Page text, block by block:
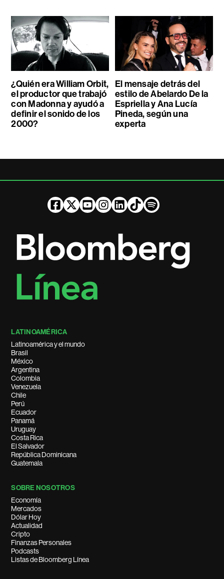
¿Quién era William Orbit,
el productor que trabajó
con Madonna y ayudó a
definir el sonido de los
2000?
El mensaje detrás del
estilo de Abelardo De la
Espriella y Ana Lucía
Pineda, según una
experta
LATINOAMÉRICA
Latinoamérica y el mundo
Brasil
México
Argentina
Colombia
Venezuela
Chile
Perú
Ecuador
Panamá
Uruguay
Costa Rica
El Salvador
República Dominicana
Guatemala
SOBRE NOSOTROS
Economía
Mercados
Dólar Hoy
Actualidad
Cripto
Finanzas Personales
Podcasts
Listas de Bloomberg Línea